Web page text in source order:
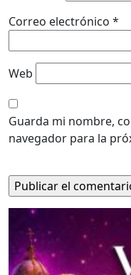
Correo electrónico *
Web
Guarda mi nombre,
navegador para la